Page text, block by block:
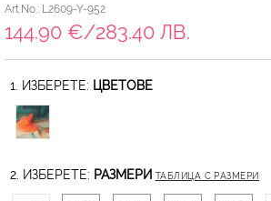
Art.No.: L2609-Y-952
144.90 €/283.40 ЛВ.
1. ИЗБЕРЕТЕ: ЦВЕТОВЕ
2. ИЗБЕРЕТЕ: РАЗМЕРИ ТАБЛИЦА С РАЗМЕРИ